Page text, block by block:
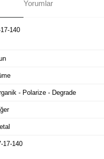
Yorumlar
140
- Polarize - Degrade
17-140